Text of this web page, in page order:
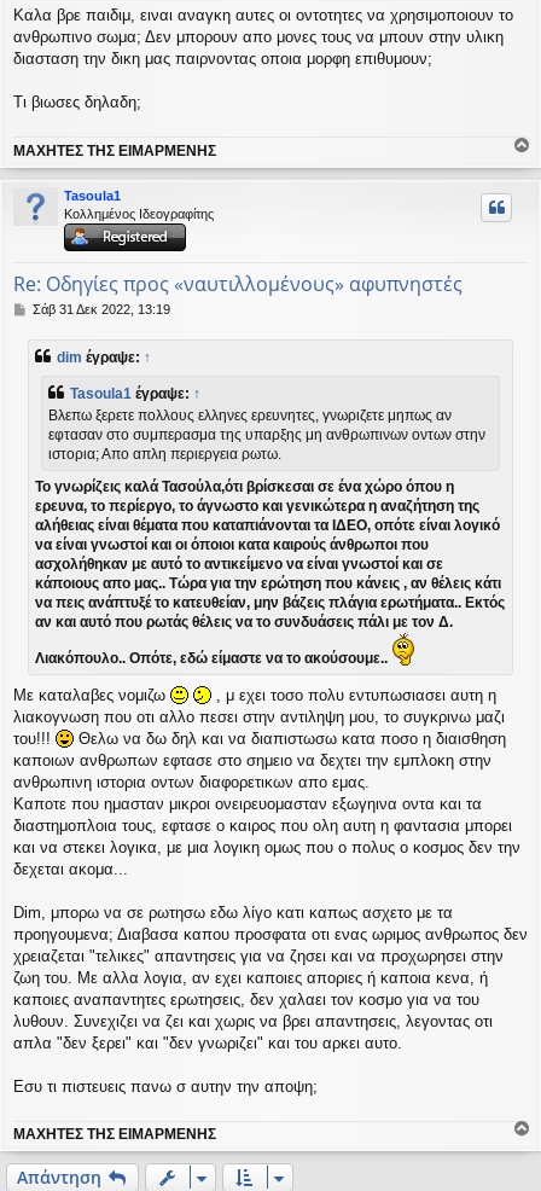
Καλα βρε παιδιμ, ειναι αναγκη αυτες οι οντοτητες να χρησιμοποιουν το
ανθρωπινο σωμα; Δεν μπορουν απο μονες τους να μπουν στην υλικη
διασταση την δικη μας παιρνοντας οποια μορφη επιθυμουν;
Τι βιωσες δηλαδη;
ΜΑΧΗΤΕΣ ΤΗΣ ΕΙΜΑΡΜΕΝΗΣ
ρ
Tasoula1
Κολλημένος Ιδεογραφίτης
Re: Οδηγίες προς «ναυτιλλομένους» αφυπνηστές
Δ
μ
Σάβ 31 Δεκ 2022, 13:19
dim έγραψε: ↑
Tasoula1 έγραψε: ↑
Βλεπω ξερετε πολλους ελληνες ερευνητες, γνωριζετε μηπως αν
εφτασαν στο συμπερασμα της υπαρξης μη ανθρωπινων οντων στην
ιστορια; Απο απλη περιεργεια ρωτω.
Το γνωρίζεις καλά Τασούλα,ότι βρίσκεσαι σε ένα χώρο όπου η
ερευνα, το περίεργο, το άγνωστο και γενικώτερα η αναζήτηση της
αλήθειας είναι θέματα που καταπιάνονται τα ΙΔΕΟ, οπότε είναι λογικό
να είναι γνωστοί και οι όποιοι κατα καιρούς άνθρωποι που
ασχολήθηκαν με αυτό το αντικείμενο να είναι γνωστοί και σε
κάποιους απο μας.. Τώρα για την ερώτηση που κάνεις , αν θέλεις κάτι
να πεις ανάπτυξέ το κατευθείαν, μην βάζεις πλάγια ερωτήματα.. Εκτός
αν και αυτό που ρωτάς θέλεις να το συνδυάσεις πάλι με τον Δ.
Λιακόπουλο.. Οπότε, εδώ είμαστε να το ακούσουμε..
Με καταλαβες νομιζω
, μ εχει τοσο πολυ εντυπωσιασει αυτη η
λιακογνωση που οτι αλλο πεσει στην αντιληψη μου, το συγκρινω μαζι
του!!!
Θελω να δω δηλ και να διαπιστωσω κατα ποσο η διαισθηση
καποιων ανθρωπων εφτασε στο σημειο να δεχτει την εμπλοκη στην
ανθρωπινη ιστορια οντων διαφορετικων απο εμας.
Καποτε που ημασταν μικροι ονειρευομασταν εξωγηινα οντα και τα
διαστημοπλοια τους, εφτασε ο καιρος που ολη αυτη η φαντασια μπορει
και να στεκει λογικα, με μια λογικη ομως που ο πολυς ο κοσμος δεν την
δεχεται ακομα...
Dim, μπορω να σε ρωτησω εδω λίγο κατι καπως ασχετο με τα
προηγουμενα; Διαβασα καπου προσφατα οτι ενας ωριμος ανθρωπος δεν
χρειαζεται "τελικες" απαντησεις για να ζησει και να προχωρησει στην
ζωη του. Με αλλα λογια, αν εχει καποιες αποριες ή καποια κενα, ή
καποιες αναπαντητες ερωτησεις, δεν χαλαει τον κοσμο για να του
λυθουν. Συνεχιζει να ζει και χωρις να βρει απαντησεις, λεγοντας οτι
απλα "δεν ξερει" και "δεν γνωριζει" και του αρκει αυτο.
Εσυ τι πιστευεις πανω σ αυτην την αποψη;
ΜΑΧΗΤΕΣ ΤΗΣ ΕΙΜΑΡΜΕΝΗΣ
ο
Απάντηση